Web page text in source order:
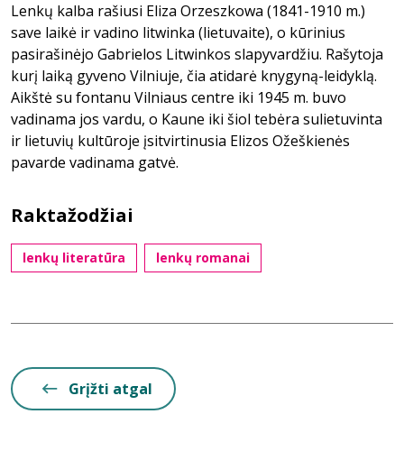
Lenkų kalba rašiusi Eliza Orzeszkowa (1841-1910 m.)
save laikė ir vadino litwinka (lietuvaite), o kūrinius
pasirašinėjo Gabrielos Litwinkos slapyvardžiu. Rašytoja
kurį laiką gyveno Vilniuje, čia atidarė knygyną-leidyklą.
Aikštė su fontanu Vilniaus centre iki 1945 m. buvo
vadinama jos vardu, o Kaune iki šiol tebėra sulietuvinta
ir lietuvių kultūroje įsitvirtinusia Elizos Ožeškienės
pavarde vadinama gatvė.
Raktažodžiai
lenkų literatūra lenkų romanai
Grįžti atgal